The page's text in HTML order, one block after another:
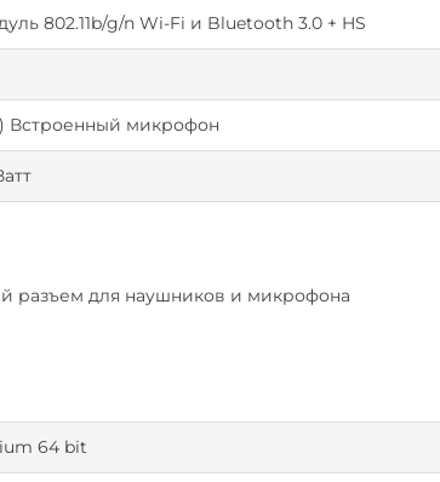
802.11b/g/n Wi-Fi и Bluetooth 3.0 + HS
Встроенный микрофон
разъем для наушников и микрофона
64 bit